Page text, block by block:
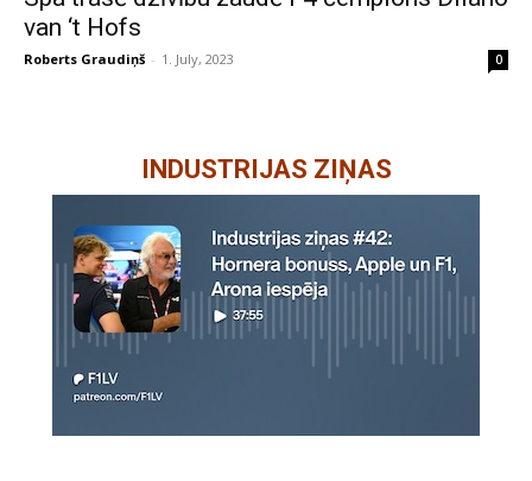
van ‘t Hofs
Roberts Graudiņš - 1. July, 2023 0
INDUSTRIJAS ZIŅAS